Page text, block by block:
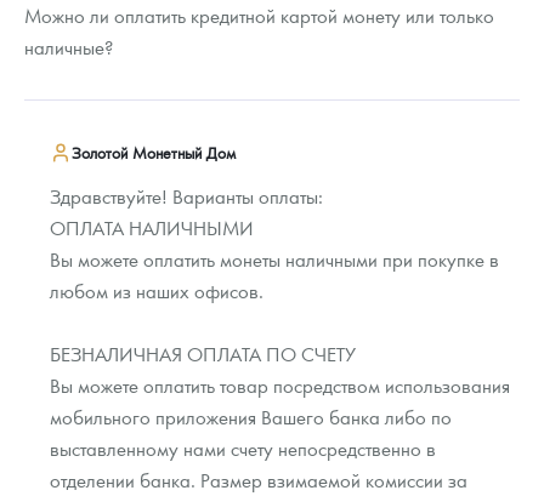
Можно ли оплатить кредитной картой монету или только
наличные?
Золотой Монетный Дом
Здравствуйте! Варианты оплаты:
ОПЛАТА НАЛИЧНЫМИ
Вы можете оплатить монеты наличными при покупке в
любом из наших офисов.
БЕЗНАЛИЧНАЯ ОПЛАТА ПО СЧЕТУ
Вы можете оплатить товар посредством использования
мобильного приложения Вашего банка либо по
выставленному нами счету непосредственно в
отделении банка. Размер взимаемой комиссии за